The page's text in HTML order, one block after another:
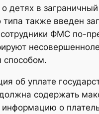
детях в
типа также введен
ФМС по-
об уплате
содержать
о